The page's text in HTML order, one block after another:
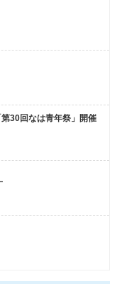
30回なは青年祭」開催